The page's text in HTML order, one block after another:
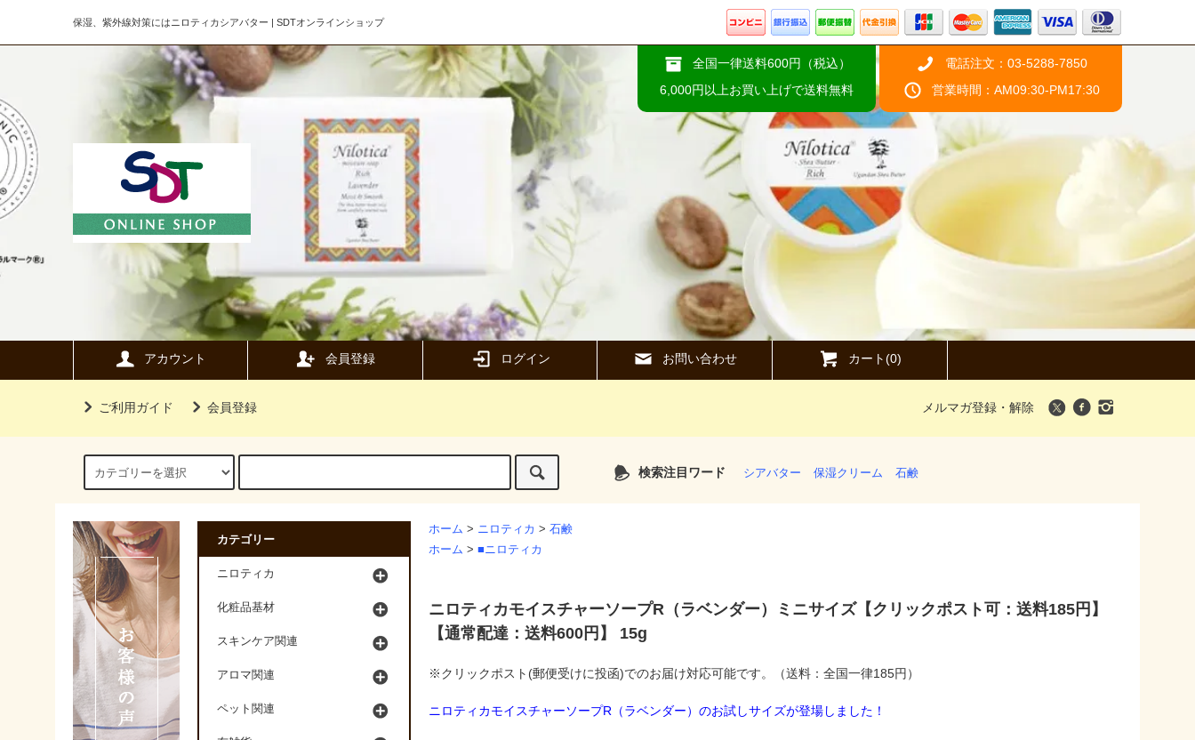
保湿、紫外線対策にはニロティカシアバター | SDTオンラインショップ
全国一律送料600円（税込）
6,000円以上お買い上げで送料無料
電話注文：03-5288-7850
営業時間：AM09:30-PM17:30
アカウント 会員登録 ログイン お問い合わせ カート(0)
ご利用ガイド 会員登録 メルマガ登録・解除
検索注目ワード シアバター 保湿クリーム 石鹸
ホーム > ニロティカ > 石鹸
ホーム > ■ニロティカ
ニロティカモイスチャーソープR（ラベンダー）ミニサイズ【クリックポスト可：送料185円】
【通常配達：送料600円】 15g
※クリックポスト(郵便受けに投函)でのお届け対応可能です。（送料：全国一律185円）
ニロティカモイスチャーソープR（ラベンダー）のお試しサイズが登場しました！
カテゴリー
ニロティカ
化粧品基材
スキンケア関連
アロマ関連
ペット関連